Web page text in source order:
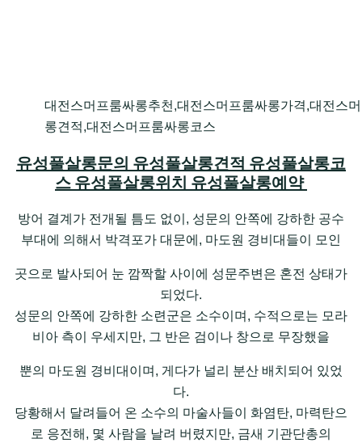
대전스머프룸싸롱추천,대전스머프룸싸롱가격,대전스
롱견적,대전스머프룸싸롱코스
유성풀살롱문의 유성풀살롱견적 유성풀살롱코
스 유성풀살롱위치 유성풀살롱예약
방어 결계가 전개될 틈도 없이, 성문의 안쪽에 강하한 공수
부대에 의해서 박격포가 대문에, 마도원 경비대들이 모인
곳으로 발사되어 눈 깜짝할 사이에 성문주변은 혼전 상태가
되었다.
성문의 안쪽에 강하한 소련군은 소수이며, 수적으로는 모라
비아 측이 우세지만, 그 반은 검이나 창으로 무장했을
뿐의 마도원 경비대이며, 게다가 널리 분산 배치되어 있었
다.
당황해서 달려들어 온 소수의 마술사들이 화염탄, 마력탄으
로 응전해, 몇 사람을 날려 버렸지만, 금새 기관단총의